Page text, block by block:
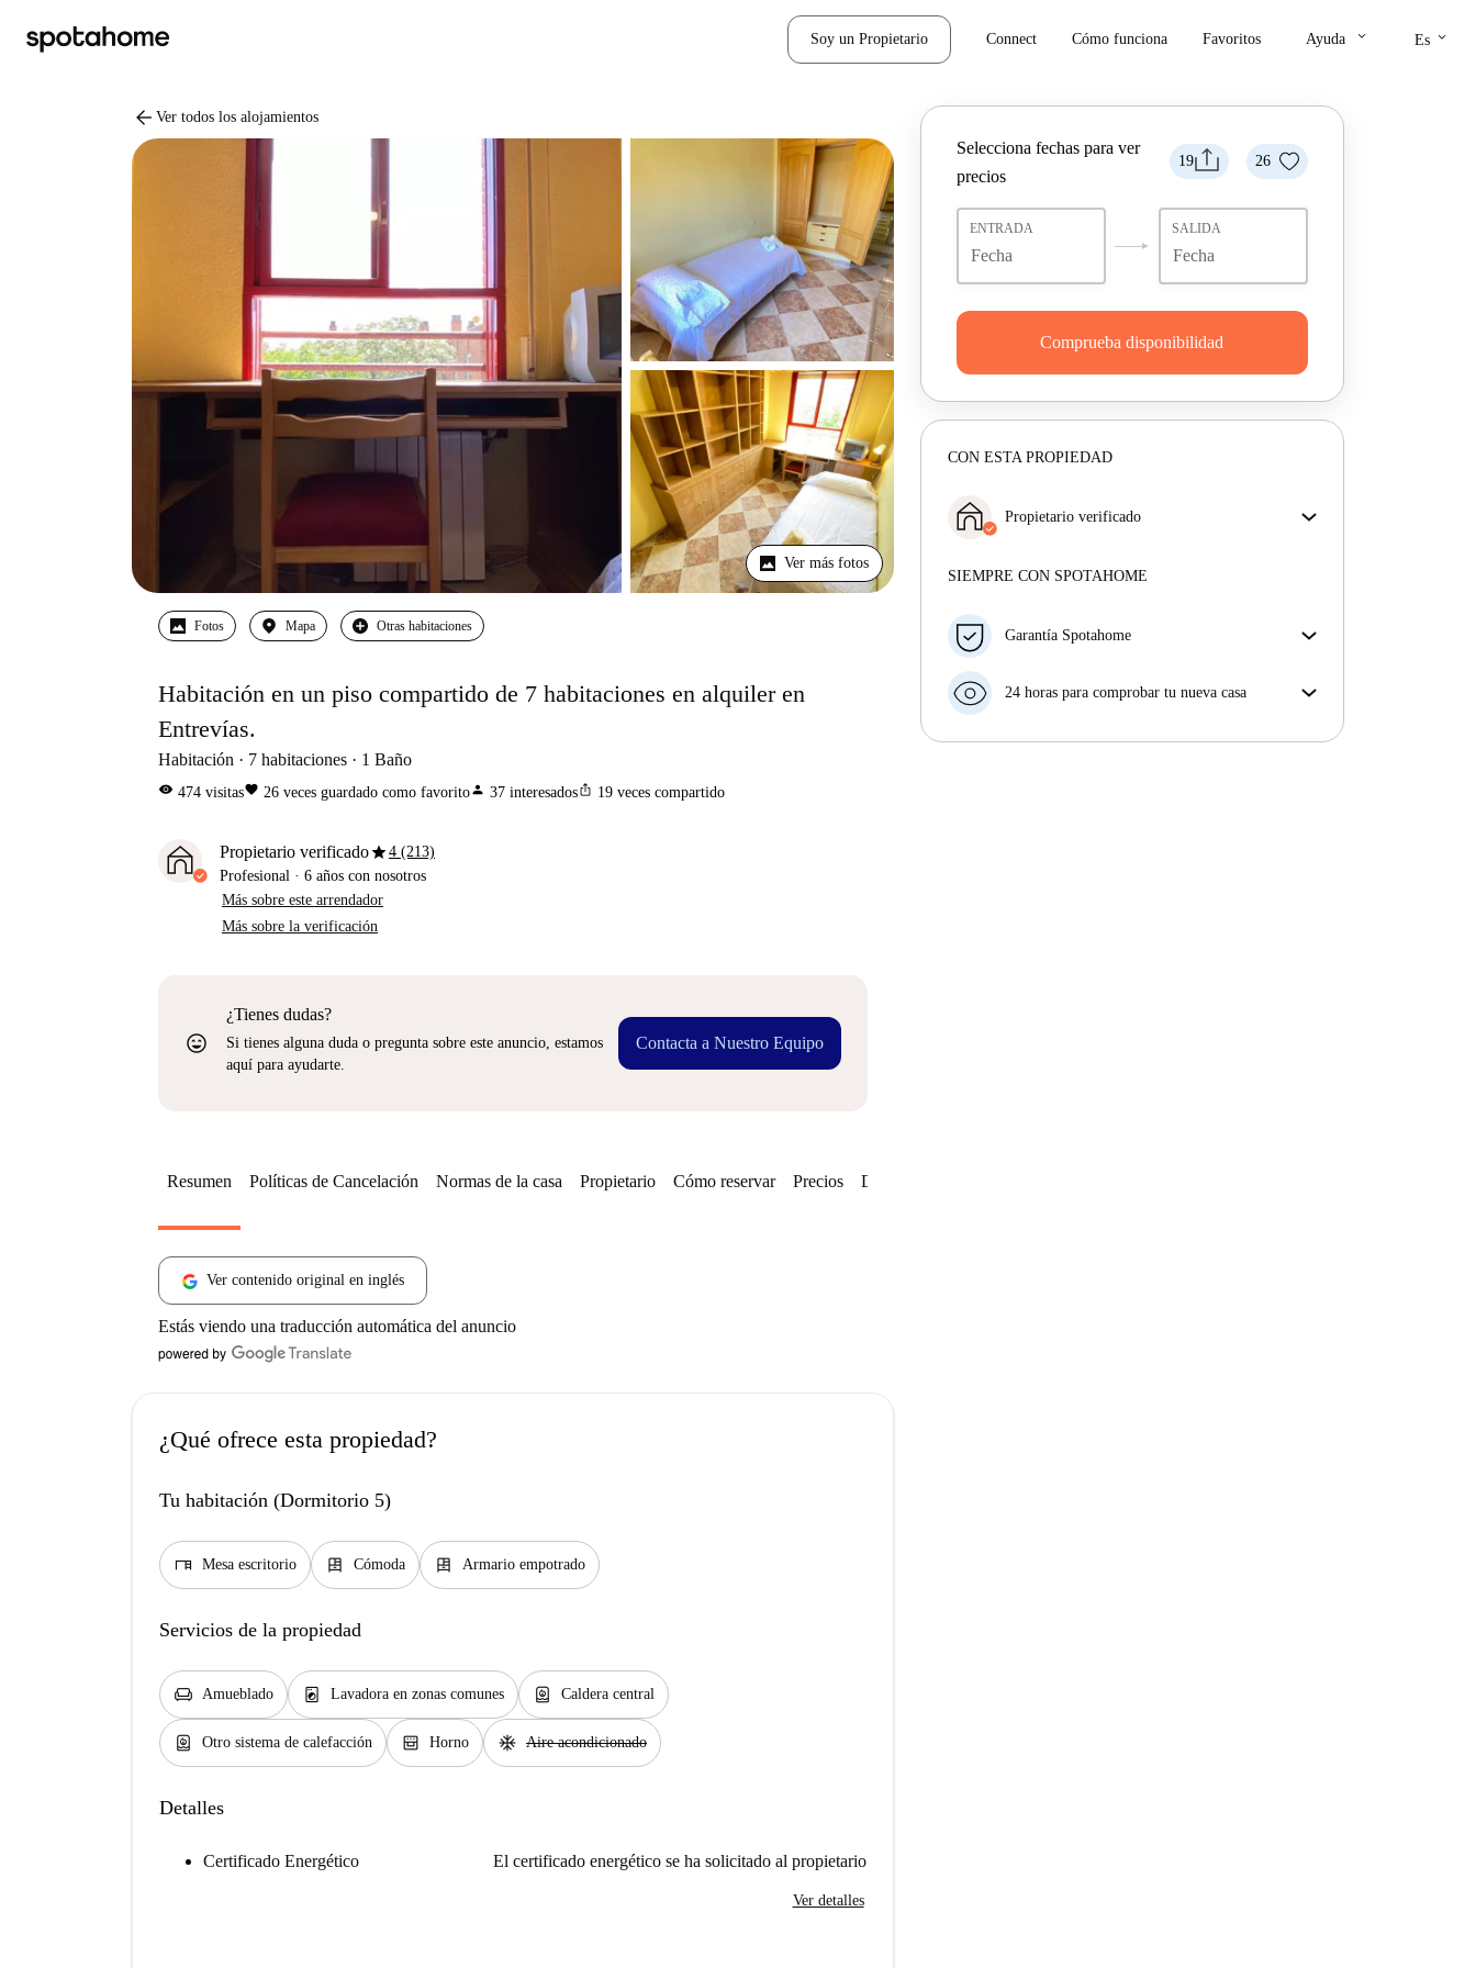
Soy un Propietario Connect Cómo funciona Favoritos Ayuda keyboard_arrow_down Es keyboard_arrow_down
arrow_back Ver todos los alojamientos
Ver más fotos
Fotos Mapa Otras habitaciones
Habitación en un piso compartido de 7 habitaciones en alquiler en
Entrevías.
Habitación 7 habitaciones 1 Baño
visibility 474 visitasfavorite 26 veces guardado como favoritoperson 37 interesadosios_share 19 veces compartido
Propietario verificadostar4 (213)
Profesional · 6 años con nosotros
Más sobre este arrendador
Más sobre la verificación
sentiment_very_satisfied
¿Tienes dudas?
Si tienes alguna duda o pregunta sobre este anuncio, estamos
aquí para ayudarte.
Contacta a Nuestro Equipo
19 26
Selecciona fechas para ver
precios
ENTRADA SALIDA
Comprueba disponibilidad
CON ESTA PROPIEDAD
Propietario verificado
Más sobre este arrendador
SIEMPRE CON SPOTAHOME
Garantía Spotahome
horas previas a la fecha de entrada, Spotahome A) te
el hotel hasta que encuentres nueva casa o B) te hará
24 horas para comprobar tu nueva casa
Resumen Políticas de Cancelación Normas de la casa Propietario Cómo reservar Precios Disponibilidades
Ver contenido original en inglés
Estás viendo una traducción automática del anuncio
¿Qué ofrece esta propiedad?
Tu habitación (Dormitorio 5)
desk Mesa escritorio dresser Cómoda dresser Armario empotrado
Servicios de la propiedad
chair Amueblado local_laundry_service Lavadora en zonas comunes water_heater Caldera central
water_heater Otro sistema de calefacción oven_gen Horno ac_unit Aire acondicionado
Detalles
Certificado Energético El certificado energético se ha solicitado al propietario
Ver detalles